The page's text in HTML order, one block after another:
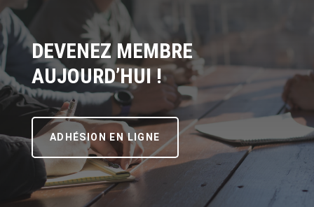
DEVENEZ MEMBRE
AUJOURD’HUI !
ADHÉSION EN LIGNE